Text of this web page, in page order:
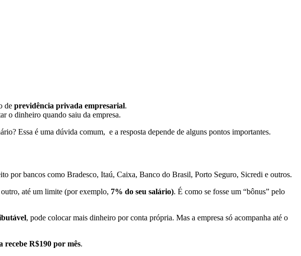
de previdência privada empresarial.
o dinheiro quando saiu da empresa.
Essa é uma dúvida comum, e a resposta depende de alguns pontos importantes.
por bancos como Bradesco, Itaú, Caixa, Banco do Brasil, Porto Seguro, Sicredi e outros.
até um limite (por exemplo, 7% do seu salário). É como se fosse um “bônus” pelo
, pode colocar mais dinheiro por conta própria. Mas a empresa só acompanha até o
recebe R$190 por mês.